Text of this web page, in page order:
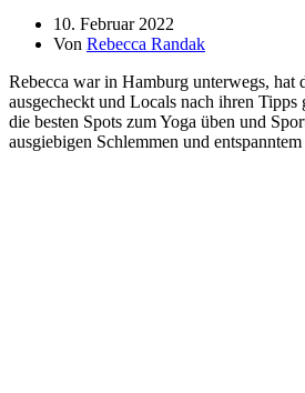
10. Februar 2022
Von Rebecca Randak
Rebecca war in Hamburg unterwegs, hat
ausgecheckt und Locals nach ihren
die besten Spots zum Yoga üben und
ausgiebigen Schlemmen und